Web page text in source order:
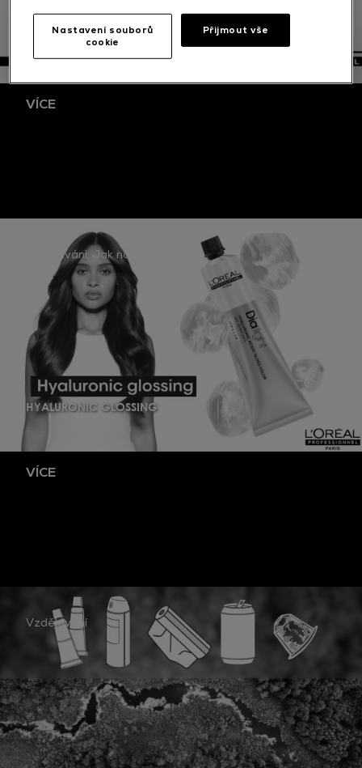
FRENCH BLENDING: NOVÁ SALONNÍ SLUŽBA
VÍCE
Vzdělávání Jak na to
HYALURONIC GLOSSING
VÍCE
Vzdělávání
Nastavení souborů
cookie
Přijmout vše